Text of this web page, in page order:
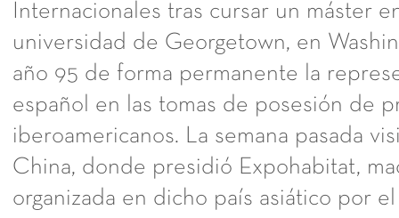
Internacionales tras cursar un máster
universidad de Georgetown, en
año 95 de forma permanente la
español en las tomas de posesión de
iberoamericanos. La semana pasada
China, donde presidió Expohabitat,
organizada en dicho país asiático por